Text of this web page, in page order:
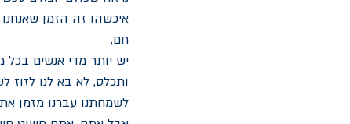
איכשהו זה הזמן
חם,
יש יותר מדי אנשים בכל
ותכלס, לא בא לנו לזוז
לשמחתנו עברנו מזמן